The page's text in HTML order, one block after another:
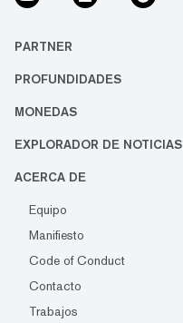
PARTNER
PROFUNDIDADES
MONEDAS
EXPLORADOR DE NOTICIAS
ACERCA DE
Equipo
Manifiesto
Code of Conduct
Contacto
Trabajos